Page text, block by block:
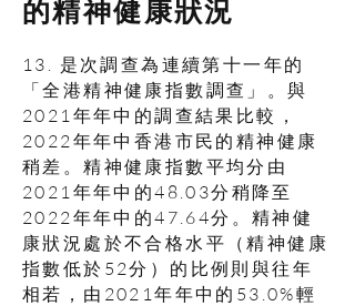
的精神健康狀況
13. 是次調查為連續第十一年的
「全港精神健康指數調查」。與
2021年年中的調查結果比較，
2022年年中香港市民的精神健康
稍差。精神健康指數平均分由
2021年年中的48.03分稍降至
2022年年中的47.64分。精神健
康狀況處於不合格水平（精神健康
指數低於52分）的比例則與往年
相若，由2021年年中的53.0%輕